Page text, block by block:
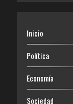
Inicio
Política
Economía
Sociedad